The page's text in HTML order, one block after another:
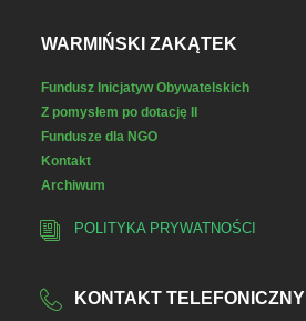
WARMIŃSKI ZAKĄTEK
Fundusz Inicjatyw Obywatelskich
Z pomysłem po dotację II
Fundusze dla NGO
Kontakt
Archiwum
POLITYKA PRYWATNOŚCI
KONTAKT TELEFONICZNY